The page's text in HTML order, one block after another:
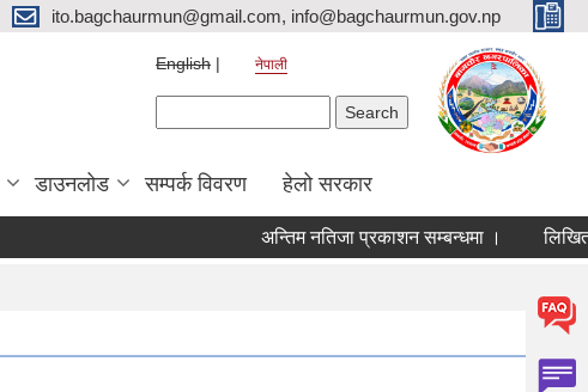
ito.bagchaurmun@gmail.com, info@bagchaurmun.gov.np
English नेपाली
डाउनलोड सम्पर्क विवरण हेलो सरकार
अन्तिम नतिजा प्रकाशन सम्बन्धमा । लिखित